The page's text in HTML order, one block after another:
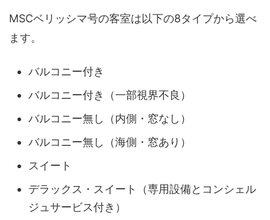
MSCベリッシマ号の客室は以下の8タイプから選べ
ます。
バルコニー付き
バルコニー付き（一部視界不良）
バルコニー無し（内側・窓なし）
バルコニー無し（海側・窓あり）
スイート
デラックス・スイート（専用設備とコンシェル
ジュサービス付き）